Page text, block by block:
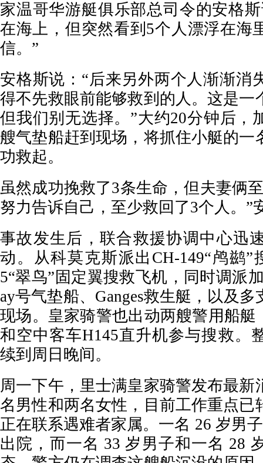
家温哥华游艇俱乐部总司令的安格
在海上，但突然看到5个人漂浮在海
信。”
安格斯说：“后来另外两个人渐渐消
得不先救眼前能够救到的人。这是一
但我们别无选择。”大约20分钟后，
艘气垫船赶到现场，将抓住小艇的一
功救起。
虽然成功挽救了3条生命，但夫妻俩
努力告诉自己，至少救回了3个人。”
事故发生后，联合救援协调中心迅
动。从科莫克斯派出CH-149“鸬鹚”
5“翠鸟”固定翼搜救飞机，同时调派
ay号气垫船、Ganges救生艇，以及
现场。皇家骑警也出动两艘警用船艇
和空中客车H145直升机参与搜救。
续到周日晚间。
周一下午，里士满皇家骑警发布最新
名男性和两名女性，目前工作重点已
正在联系遇难者家属。一名 26 岁男
出院，而一名 33 岁男子和一名 28